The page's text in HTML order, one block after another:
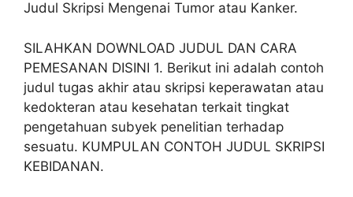
Judul Skripsi Mengenai Tumor atau Kanker.
SILAHKAN DOWNLOAD JUDUL DAN CARA
PEMESANAN DISINI 1. Berikut ini adalah contoh
judul tugas akhir atau skripsi keperawatan atau
kedokteran atau kesehatan terkait tingkat
pengetahuan subyek penelitian terhadap
sesuatu. KUMPULAN CONTOH JUDUL SKRIPSI
KEBIDANAN.